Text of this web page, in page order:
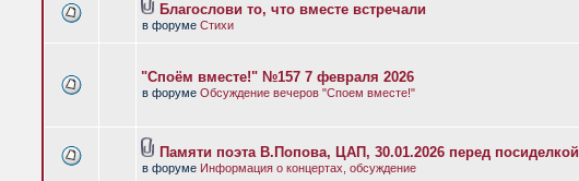
Благослови то, что вместе встречали
в форуме Стихи
"Споём вместе!" №157 7 февраля 2026
в форуме Обсуждение вечеров "Споем вместе!"
Памяти поэта В.Попова, ЦАП, 30.01.2026 перед посиделкой
в форуме Информация о концертах, обсуждение